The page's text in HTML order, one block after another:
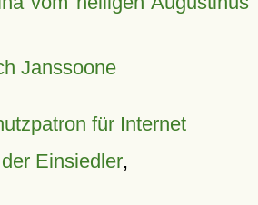
Janssoone
für Internet
Einsiedler,